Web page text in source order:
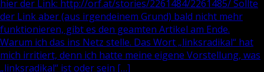
hier der Link: http://orf.at/stories/2261484/2261485/ Sollte
der Link aber (aus irgendeinem Grund) bald nicht mehr
funktionieren, gibt es den geamten Artikel am Ende.
Warum ich das ins Netz stelle. Das Wort „linksradikal“ hat
mich irritiert, denn ich hatte meine eigene Vorstellung, was
„linksradikal“ ist oder sein […]